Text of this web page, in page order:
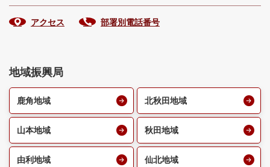
アクセス 部署別電話番号
地域振興局
鹿角地域 北秋田地域
山本地域 秋田地域
由利地域 仙北地域